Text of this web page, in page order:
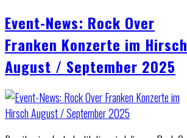
Event-News: Rock Over
Franken Konzerte im Hirsch
August / September 2025